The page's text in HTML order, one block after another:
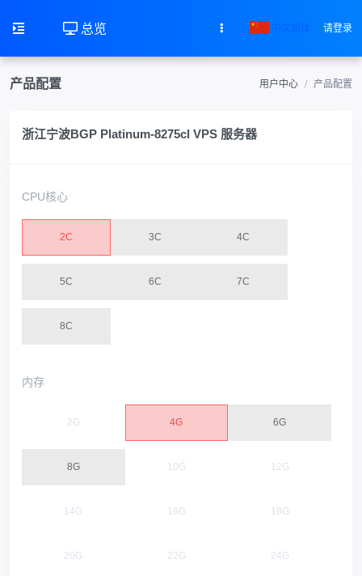
总览 中文简体 请登录
产品配置 用户中心 产品配置
浙江宁波BGP Platinum-8275cl VPS 服务器
CPU核心
2C 3C 4C
5C 6C 7C
8C
内存
2G 4G 6G
8G 10G 12G
14G 16G 18G
20G 22G 24G